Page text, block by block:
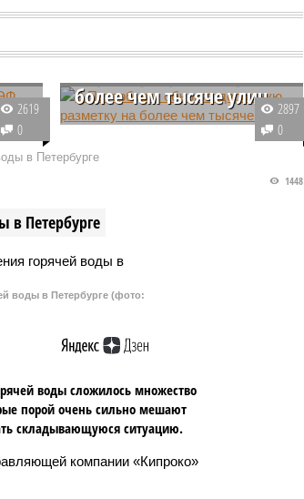
2619
0
В Петербурге обновят
более чем тысяче улиц
В Северной столице в текущем
году запланировано масштабное
обновление дорожной разметки.
Согласно утвержденному плану,
городских улицах.
2897
0
в Петербурге
в Петербурге
1448
воды в Петербурге (фото:
воды сложилось множество
порой очень сильно мешают
складывающуюся ситуацию.
компании «Кипроко»